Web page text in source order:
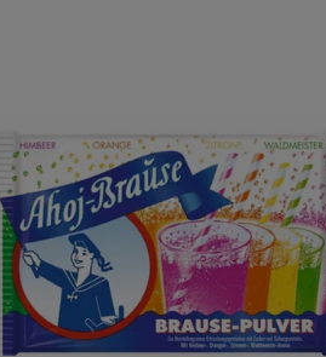
STEMPEL